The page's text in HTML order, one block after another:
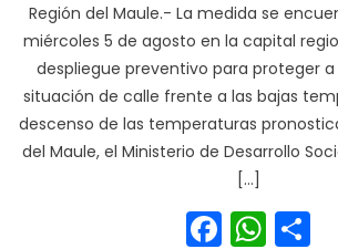
Región del Maule.- La medida se
miércoles 5 de agosto en la capital
despliegue preventivo para proteger a
situación de calle frente a las bajas
descenso de las temperaturas
del Maule, el Ministerio de Desarrollo
[…]